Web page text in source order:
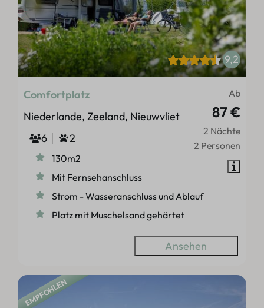
9,2
Ab
87 €
2 Nächte
2 Personen
Comfortplatz
Niederlande, Zeeland, Nieuwvliet
6
2
130m2
Mit Fernsehanschluss
Strom - Wasseranschluss und Ablauf
Platz mit Muschelsand gehärtet
Ansehen
EMPFOHLEN